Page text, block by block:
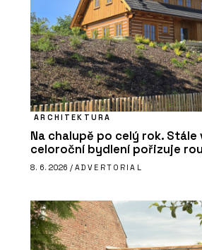
ARCHITEKTURA
Na chalupě po celý rok.
celoroční bydlení pořizuje
8. 6. 2026 / ADVERTORIAL